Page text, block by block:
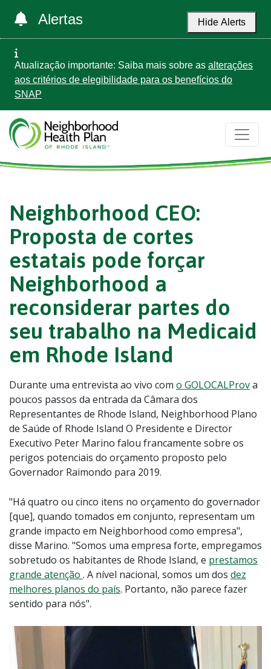
Alertas Hide Alerts
Atualização importante: Saiba mais sobre as alterações
aos critérios de elegibilidade para os benefícios do
SNAP
Neighborhood CEO:
Proposta de cortes
estatais pode forçar
Neighborhood a
reconsiderar partes do
seu trabalho na Medicaid
em Rhode Island
Durante uma entrevista ao vivo com o GOLOCALProva
poucos passos da entrada da Câmara dos
Representantes de Rhode Island, Neighborhood Plano
de Saúde of Rhode Island O Presidente e Director
Executivo Peter Marino falou francamente sobre os
perigos potenciais do orçamento proposto pelo
Governador Raimondo para 2019.
"Há quatro ou cinco itens no orçamento do governador
[que], quando tomados em conjunto, representam um
grande impacto em Neighborhood como empresa",
disse Marino. "Somos uma empresa forte, empregamos
sobretudo os habitantes de Rhode Island, e prestamos
grande atenção . A nível nacional, somos um dos dez
melhores planos do país. Portanto, não parece fazer
sentido para nós".